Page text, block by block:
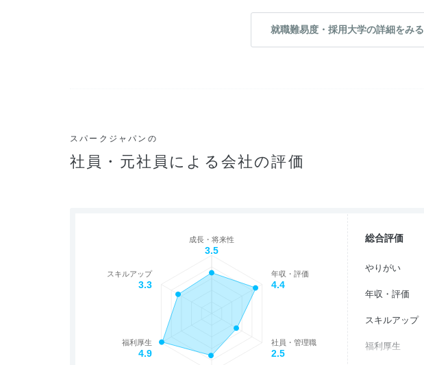
就職難易度・採用大学の詳細をみる
スパークジャパンの
社員・元社員による会社の評価
成長・将来性
3.5
年収・評価
4.4
社員・管理職
2.5
福利厚生
4.9
スキルアップ
3.3
総合評価
やりがい
年収・評価
スキルアップ
福利厚生